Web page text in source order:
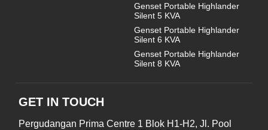
Genset Portable Highlander
Silent 5 KVA
Genset Portable Highlander
Silent 6 KVA
Genset Portable Highlander
Silent 8 KVA
GET IN TOUCH
Pergudangan Prima Centre 1 Blok H1-H2, Jl. Pool